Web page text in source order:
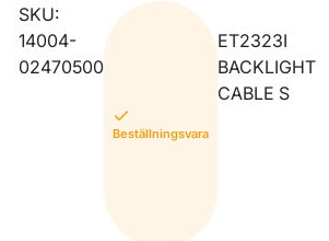
SKU:
14004-
02470500
Beställningsvara
ET2323I
BACKLIGHT
CABLE S